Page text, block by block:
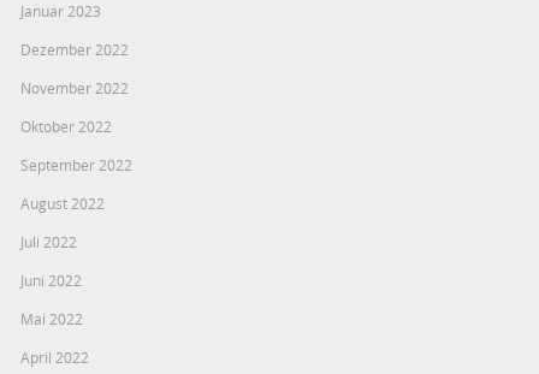
Januar 2023
Dezember 2022
November 2022
Oktober 2022
September 2022
August 2022
Juli 2022
Juni 2022
Mai 2022
April 2022